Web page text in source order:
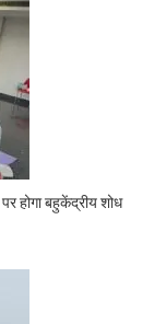
होगा बहुकेंद्रीय शोध